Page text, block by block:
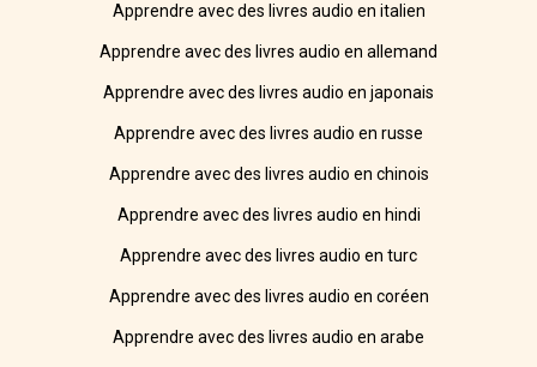
Apprendre avec des livres audio en italien
Apprendre avec des livres audio en allemand
Apprendre avec des livres audio en japonais
Apprendre avec des livres audio en russe
Apprendre avec des livres audio en chinois
Apprendre avec des livres audio en hindi
Apprendre avec des livres audio en turc
Apprendre avec des livres audio en coréen
Apprendre avec des livres audio en arabe